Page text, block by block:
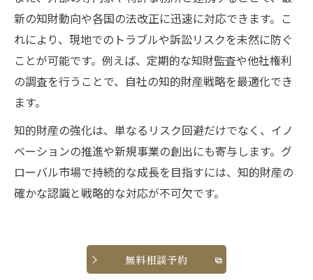
新の知財動向や各国の法改正に迅速に対応できます。こ
れにより、現地でのトラブルや訴訟リスクを未然に防ぐ
ことが可能です。例えば、定期的な知財監査や他社権利
の調査を行うことで、自社の知的財産戦略を最適化でき
ます。
知的財産の強化は、単なるリスク回避だけでなく、イノ
ベーションの推進や新規事業の創出にも寄与します。グ
ローバル市場で持続的な成長を目指すには、知的財産の
確かな認識と戦略的な対応が不可欠です。
無料相談予約